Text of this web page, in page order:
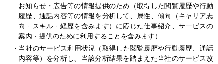
お知らせ・広告等の情報提供のため（取得した閲覧履歴や行動
履歴、通話内容等の情報を分析して、属性、傾向（キャリア志
向・スキル・経歴を含みます）に応じた仕事紹介、サービスの
案内・提供のために利用することを含みます）
・当社のサービス利用状況（取得した閲覧履歴や行動履歴、通話
内容等）を分析し、当該分析結果を踏まえた当社のサービス改